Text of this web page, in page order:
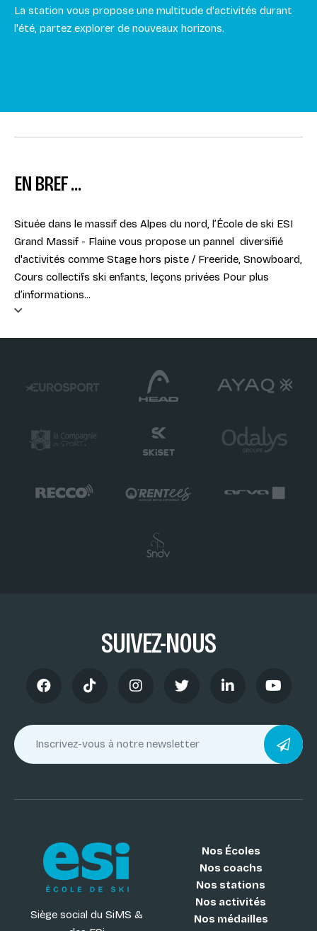
La station vous propose une multitude d'activités durant
l'été, partez explorer de nouveaux horizons.
EN BREF ...
Située dans le massif des Alpes du nord, l’École de ski ESI
Grand Massif - Flaine vous propose un pannel diversifié
d'activités comme Stage hors piste / Freeride, Snowboard,
Cours collectifs ski enfants, leçons privées Pour plus
d’informations...
SUIVEZ-NOUS
Siège social du SiMS &
Nos Écoles
Nos coachs
Nos stations
Nos activités
Nos médailles